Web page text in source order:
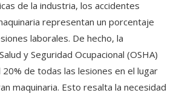
de la industria, los accidentes
representan un porcentaje
laborales. De hecho, la
y Seguridad Ocupacional (OSHA)
de todas las lesiones en el lugar
maquinaria. Esto resalta la necesidad